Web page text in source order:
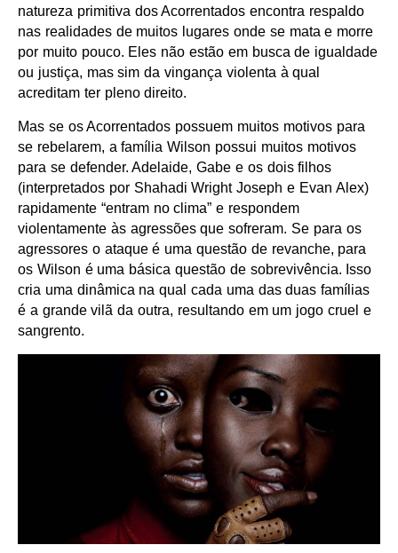
natureza primitiva dos Acorrentados encontra respaldo
nas realidades de muitos lugares onde se mata e morre
por muito pouco. Eles não estão em busca de igualdade
ou justiça, mas sim da vingança violenta à qual
acreditam ter pleno direito.
Mas se os Acorrentados possuem muitos motivos para
se rebelarem, a família Wilson possui muitos motivos
para se defender. Adelaide, Gabe e os dois filhos
(interpretados por Shahadi Wright Joseph e Evan Alex)
rapidamente “entram no clima” e respondem
violentamente às agressões que sofreram. Se para os
agressores o ataque é uma questão de revanche, para
os Wilson é uma básica questão de sobrevivência. Isso
cria uma dinâmica na qual cada uma das duas famílias
é a grande vilã da outra, resultando em um jogo cruel e
sangrento.